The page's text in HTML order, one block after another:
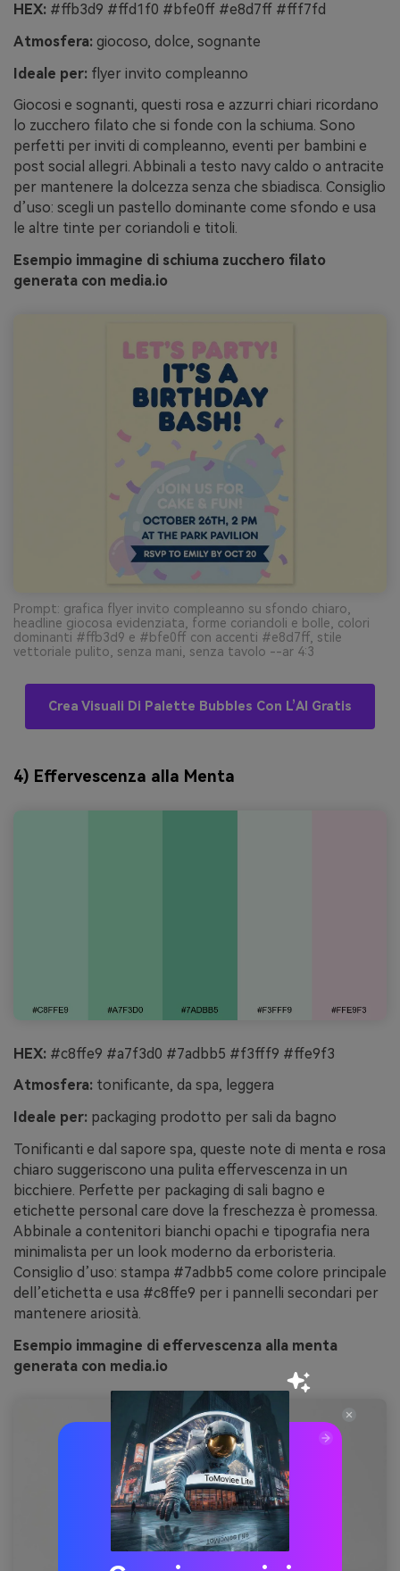
HEX: #ffb3d9 #ffd1f0 #bfe0ff #e8d7ff #fff7fd
Atmosfera: giocoso, dolce, sognante
Ideale per: flyer invito compleanno
Giocosi e sognanti, questi rosa e azzurri chiari ricordano
lo zucchero filato che si fonde con la schiuma. Sono
perfetti per inviti di compleanno, eventi per bambini e
post social allegri. Abbinali a testo navy caldo o antracite
per mantenere la dolcezza senza che sbiadisca. Consiglio
d’uso: scegli un pastello dominante come sfondo e usa
le altre tinte per coriandoli e titoli.
Esempio immagine di schiuma zucchero filato
generata con media.io
Prompt: grafica flyer invito compleanno su sfondo chiaro,
headline giocosa evidenziata, forme coriandoli e bolle, colori
dominanti #ffb3d9 e #bfe0ff con accenti #e8d7ff, stile
vettoriale pulito, senza mani, senza tavolo --ar 4:3
Crea Visuali Di Palette Bubbles Con L’AI Gratis
4) Effervescenza alla Menta
HEX: #c8ffe9 #a7f3d0 #7adbb5 #f3fff9 #ffe9f3
Atmosfera: tonificante, da spa, leggera
Ideale per: packaging prodotto per sali da bagno
Tonificanti e dal sapore spa, queste note di menta e rosa
chiaro suggeriscono una pulita effervescenza in un
bicchiere. Perfette per packaging di sali bagno e
etichette personal care dove la freschezza è promessa.
Abbinale a contenitori bianchi opachi e tipografia nera
minimalista per un look moderno da erboristeria.
Consiglio d’uso: stampa #7adbb5 come colore principale
dell’etichetta e usa #c8ffe9 per i pannelli secondari per
mantenere ariosità.
Esempio immagine di effervescenza alla menta
generata con media.io